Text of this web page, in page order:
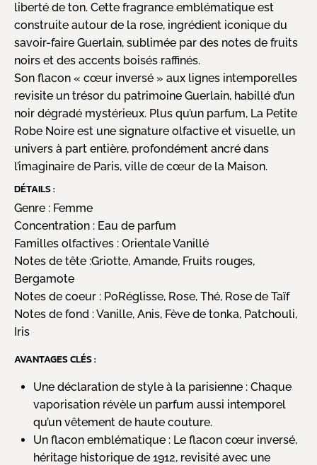
liberté de ton. Cette fragrance emblématique est
construite autour de la rose, ingrédient iconique du
savoir-faire Guerlain, sublimée par des notes de fruits
noirs et des accents boisés raffinés.
Son flacon « cœur inversé » aux lignes intemporelles
revisite un trésor du patrimoine Guerlain, habillé d’un
noir dégradé mystérieux. Plus qu’un parfum, La Petite
Robe Noire est une signature olfactive et visuelle, un
univers à part entière, profondément ancré dans
l’imaginaire de Paris, ville de cœur de la Maison.
DÉTAILS :
Genre : Femme
Concentration : Eau de parfum
Familles olfactives : Orientale Vanillé
Notes de tête :Griotte, Amande, Fruits rouges,
Bergamote
Notes de coeur : PoRéglisse, Rose, Thé, Rose de Taïf
Notes de fond :Vanille, Anis, Fève de tonka, Patchouli,
Iris
AVANTAGES CLÉS :
Une déclaration de style à la parisienne : Chaque
vaporisation révèle un parfum aussi intemporel
qu’un vêtement de haute couture.
Un flacon emblématique : Le flacon cœur inversé,
héritage historique de 1912, revisité avec une